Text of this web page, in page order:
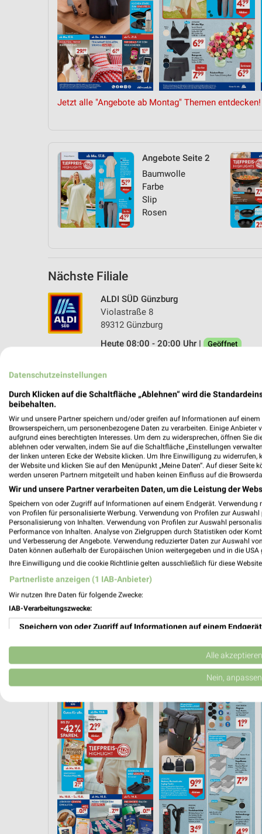
Jetzt alle "Angebote ab Montag" Themen entdecken!
Angebote Seite 2
Baumwolle
Farbe
Slip
Rosen
Nächste Filiale
ALDI SÜD Günzburg
Violastraße 8
89312 Günzburg
Heute 08:00 - 20:00 Uhr |
Geöffnet
ANGEBOTE AB MONTAG
Datenschutzeinstellungen
Durch Klicken auf die Schaltfläche „Ablehnen“ wird die
beibehalten.
Wir und unsere Partner speichern und/oder greifen auf Informationen auf einem
Browserspeichern, um personenbezogene Daten zu verarbeiten. Einige
aufgrund eines berechtigten Interesses. Um dem zu widersprechen, öffnen Sie
ablehnen oder verwalten, indem Sie auf die Schaltfläche „Einstellungen
der linken unteren Ecke der Website klicken. Um Ihre Einwilligung zu
der Website und klicken Sie auf den Menüpunkt „Meine Daten“. Auf dieser
werden unseren Partnern mitgeteilt und haben keinen Einfluss auf die
Wir und unsere Partner verarbeiten Daten, um die Leistung der
Speichern von oder Zugriff auf Informationen auf einem Endgerät. Verwendung
von Profilen für personalisierte Werbung. Verwendung von Profilen zur
Personalisierung von Inhalten. Verwendung von Profilen zur Auswahl
Performance von Inhalten. Analyse von Zielgruppen durch Statistiken oder
und Verbesserung der Angebote. Verwendung reduzierter Daten zur Auswahl
Daten können außerhalb der Europäischen Union weitergegeben und in die USA
Ihre Einwilligung und die cookie Richtlinie gelten ausschließlich für diese
Partnerliste anzeigen (1 IAB-Anbieter)
Wir nutzen Ihre Daten für folgende Zwecke:
IAB-Verarbeitungszwecke:
Speichern von oder Zugriff auf Informationen auf einem Endgerät
Verwendung reduzierter Daten zur Auswahl von Werbeanzeigen
Erstellung von Profilen für personalisierte Werbung
Erstellung von Profilen zur Personalisierung von Inhalten
Verwendung von Profilen zur Auswahl personalisierter Inhalte
Messung der Werbeleistung
Messung der Performance von Inhalten
Analyse von Zielgruppen durch Statistiken oder Kombinationen
Alle akzeptieren
Nein, anpassen